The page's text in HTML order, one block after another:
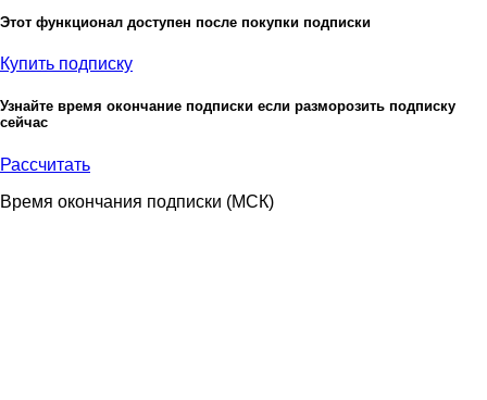
Этот функционал доступен после покупки подписки
Купить подписку
Узнайте время окончание подписки если разморозить подписку
сейчас
Рассчитать
Время окончания подписки (МСК)